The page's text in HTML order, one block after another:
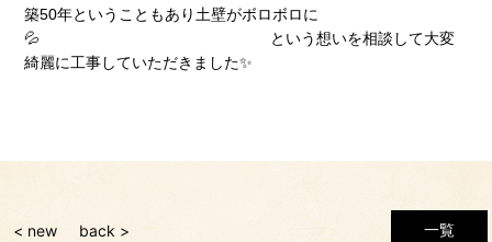
築50年ということもあり土壁がボロボロに
💦 という想いを相談して大変
綺麗に工事していただきました✨
一覧
< new back >